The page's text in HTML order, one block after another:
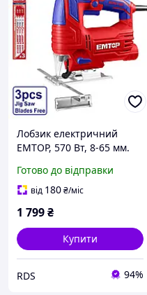
Лобзик електричний
EMTOP, 570 Вт, 8-65 мм.
Готово до відправки
від 180₴/міс
1 799₴
Купити
RDS 94%